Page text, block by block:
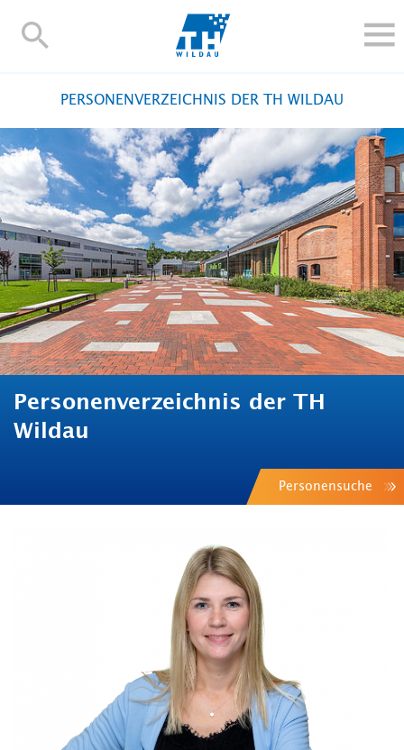
TH-
FORSCHUNG UND TRANSFER
ALUMNI
HOCHSCHULE
INTERNATIONAL
BESCHÄFTIGTE
Blogs Kontakt und Anfahrt Webmail Moodle
TH Online-Portal Personensuche English
PERSONENVERZEICHNIS DER TH WILDAU
Personenverzeichnis der TH
Wildau
Personensuche